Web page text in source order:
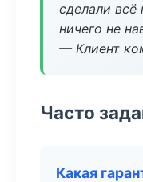
сделали всё
ничего не
— Клиент
Часто
Какая